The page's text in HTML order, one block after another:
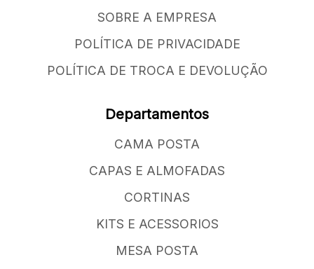
SOBRE A EMPRESA
POLÍTICA DE PRIVACIDADE
POLÍTICA DE TROCA E DEVOLUÇÃO
Departamentos
CAMA POSTA
CAPAS E ALMOFADAS
CORTINAS
KITS E ACESSORIOS
MESA POSTA